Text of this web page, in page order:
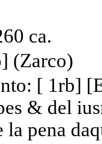
ca.
(Zarco)
[ 1rb]
& del
la pena